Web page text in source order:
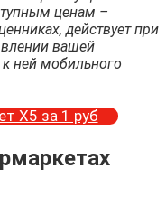
ценам –
действует при
вашей
ней мобильного
Х5 за 1 руб